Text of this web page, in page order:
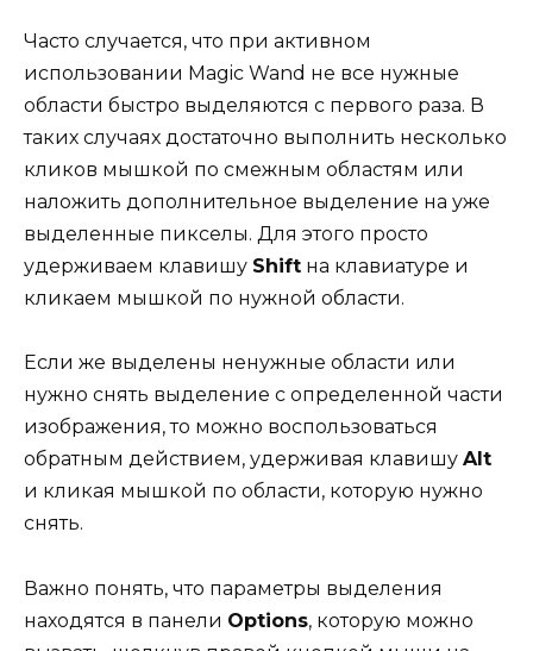
Часто случается, что при активном
использовании Magic Wand не все нужные
области быстро выделяются с первого раза. В
таких случаях достаточно выполнить несколько
кликов мышкой по смежным областям или
наложить дополнительное выделение на уже
выделенные пикселы. Для этого просто
удерживаем клавишу Shift на клавиатуре и
кликаем мышкой по нужной области.
Если же выделены ненужные области или
нужно снять выделение с определенной части
изображения, то можно воспользоваться
обратным действием, удерживая клавишу Alt
и кликая мышкой по области, которую нужно
снять.
Важно понять, что параметры выделения
находятся в панели Options, которую можно